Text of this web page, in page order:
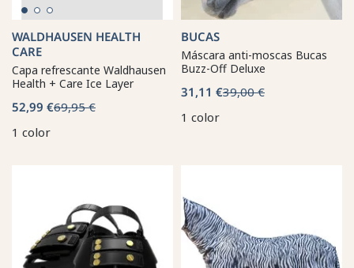
WALDHAUSEN HEALTH
CARE
Capa refrescante Waldhausen
Health + Care Ice Layer
52,99 €69,95 €
1 color
BUCAS
Máscara anti-moscas Bucas
Buzz-Off Deluxe
31,11 €39,00 €
1 color